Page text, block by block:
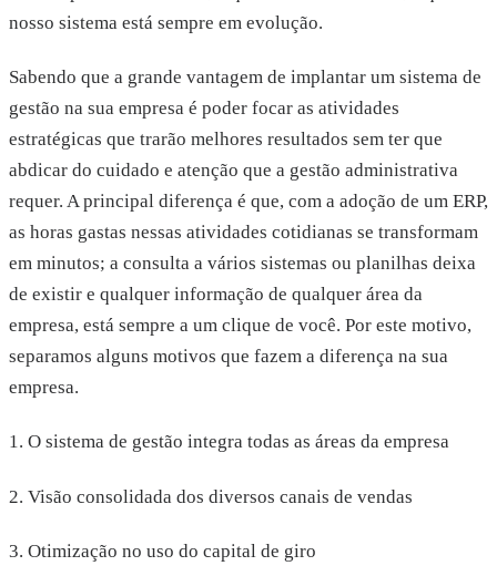
nosso sistema está sempre em evolução.
Sabendo que a grande vantagem de implantar um sistema de
gestão na sua empresa é poder focar as atividades
estratégicas que trarão melhores resultados sem ter que
abdicar do cuidado e atenção que a gestão administrativa
requer. A principal diferença é que, com a adoção de um ERP,
as horas gastas nessas atividades cotidianas se transformam
em minutos; a consulta a vários sistemas ou planilhas deixa
de existir e qualquer informação de qualquer área da
empresa, está sempre a um clique de você. Por este motivo,
separamos alguns motivos que fazem a diferença na sua
empresa.
1. O sistema de gestão integra todas as áreas da empresa
2. Visão consolidada dos diversos canais de vendas
3. Otimização no uso do capital de giro